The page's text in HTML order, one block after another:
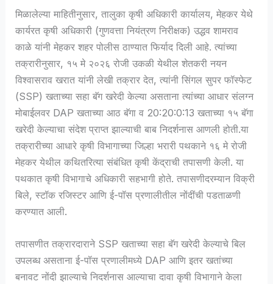
मिळालेल्या माहितीनुसार, तालुका कृषी अधिकारी कार्यालय, मेहकर येथे
कार्यरत कृषी अधिकारी (गुणवत्ता नियंत्रण निरीक्षक) उद्धव शामराव
काळे यांनी मेहकर शहर पोलीस ठाण्यात फिर्याद दिली आहे. त्यांच्या
तक्रारीनुसार, १५ मे २०२६ रोजी उकळी येथील शेतकरी नयन
विश्वासराव खरात यांनी लेखी तक्रार देत, त्यांनी सिंगल सुपर फॉस्फेट
(SSP) खताच्या सहा बॅग खरेदी केल्या असताना त्यांच्या आधार संलग्न
मोबाईलवर DAP खताच्या आठ बॅगा व 20:20:0:13 खताच्या १५ बॅगा
खरेदी केल्याचा संदेश प्राप्त झाल्याची बाब निदर्शनास आणली होती.या
तक्रारीच्या आधारे कृषी विभागाच्या जिल्हा भरारी पथकाने १६ मे रोजी
मेहकर येथील कथितरित्या संबंधित कृषी केंद्राची तपासणी केली. या
पथकात कृषी विभागाचे अधिकारी सहभागी होते. तपासणीदरम्यान विक्री
बिले, स्टॉक रजिस्टर आणि ई-पॉस प्रणालीतील नोंदींची पडताळणी
करण्यात आली.
तपासणीत तक्रारदाराने SSP खताच्या सहा बॅग खरेदी केल्याचे बिल
उपलब्ध असताना ई-पॉस प्रणालीमध्ये DAP आणि इतर खतांच्या
बनावट नोंदी झाल्याचे निदर्शनास आल्याचा दावा कृषी विभागाने केला